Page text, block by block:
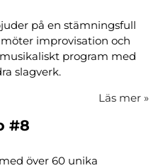
på en stämningsfull
improvisation och
program med
slagverk.
Läs mer »
#8
över 60 unika